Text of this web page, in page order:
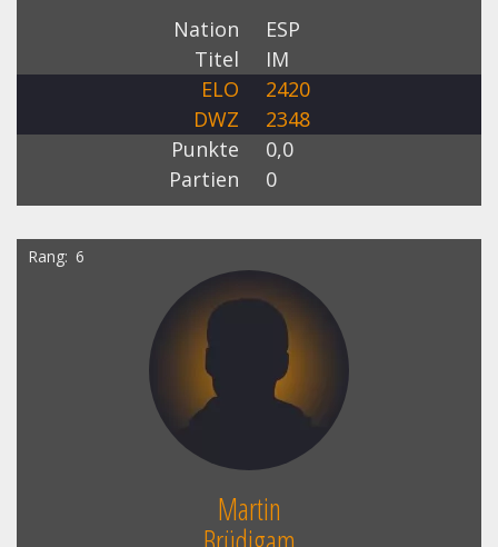
Nation
ESP
Titel
IM
ELO
2420
DWZ
2348
Punkte
0,0
Partien
0
Rang 6
Martin